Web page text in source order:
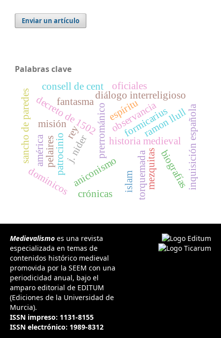
Enviar un artículo
Palabras clave
historia medieval
prerrománico
aniconismo islam
decreto de 1502
mezquitas
ramon llull
misión
diálogo interreligioso
patrocinio biografías
dominicos
observancia inquisición española
torquemada
formicarius
fantasma espíritu
j. nider
pelaires
oficiales
sancho de paredes
consell de cent
crónicas
rey
américa
Medievalismo es una revista
especializada en temas de
contenidos histórico medieval
promovida por la SEEM con una
periodicidad anual, bajo el
amparo editorial de EDITUM
(Ediciones de la Universidad de
Murcia).
ISSN impreso: 1131-8155
ISSN electrónico: 1989-8312